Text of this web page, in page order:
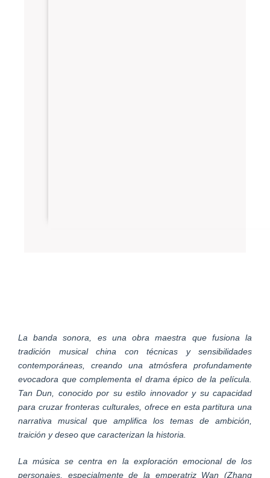
La banda sonora, es una obra maestra que fusiona la
tradición musical china con técnicas y sensibilidades
contemporáneas, creando una atmósfera profundamente
evocadora que complementa el drama épico de la película.
Tan Dun, conocido por su estilo innovador y su capacidad
para cruzar fronteras culturales, ofrece en esta partitura una
narrativa musical que amplifica los temas de ambición,
traición y deseo que caracterizan la historia.
La música se centra en la exploración emocional de los
personajes, especialmente de la emperatriz Wan (Zhang